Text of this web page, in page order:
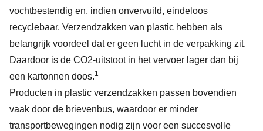
vochtbestendig en, indien onvervuild, eindeloos
recyclebaar. Verzendzakken van plastic hebben als
belangrijk voordeel dat er geen lucht in de verpakking zit.
Daardoor is de CO2-uitstoot in het vervoer lager dan bij
een kartonnen doos.1
Producten in plastic verzendzakken passen bovendien
vaak door de brievenbus, waardoor er minder
transportbewegingen nodig zijn voor een succesvolle